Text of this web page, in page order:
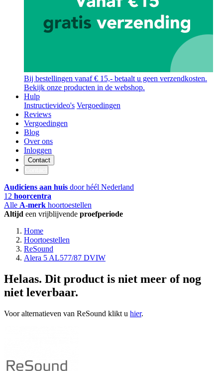
Bij bestellingen vanaf € 15,- betaalt u geen verzendkosten.
Bekijk onze producten in de webshop.
Hulp
Instructievideo's Vergoedingen
Reviews
Vergoedingen
Blog
Over ons
Inloggen
Contact
Audiciens aan huis door héél Nederland
12 hoorcentra
Alle A-merk hoortoestellen
Altijd een vrijblijvende proefperiode
Home
Hoortoestellen
ReSound
Alera 5 AL577/87 DVIW
Helaas. Dit product is niet meer of nog
niet leverbaar.
Voor alternatieven van ReSound klikt u hier.